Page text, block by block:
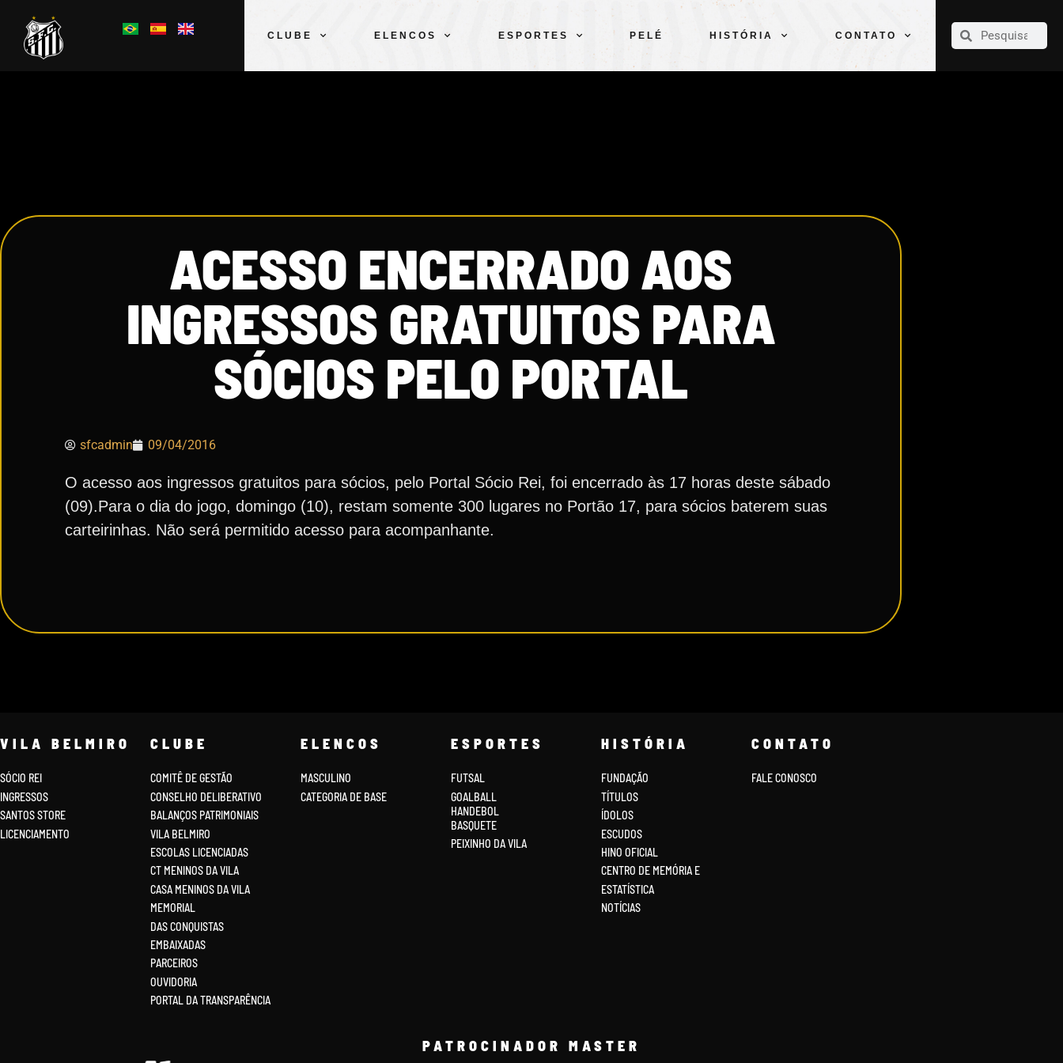
CLUBE ELENCOS ESPORTES PELÉ HISTÓRIA CONTATO
CLUBE
ACESSO ENCERRADO AOS
INGRESSOS GRATUITOS PARA
SÓCIOS PELO PORTAL
sfcadmin 09/04/2016
O acesso aos ingressos gratuitos para sócios, pelo Portal Sócio Rei, foi encerrado às 17 horas deste sábado
(09).Para o dia do jogo, domingo (10), restam somente 300 lugares no Portão 17, para sócios baterem suas
carteirinhas. Não será permitido acesso para acompanhante.
VILA BELMIRO
SÓCIO REI
INGRESSOS
SANTOS STORE
LICENCIAMENTO
CLUBE
COMITÊ DE GESTÃO
CONSELHO DELIBERATIVO
BALANÇOS PATRIMONIAIS
VILA BELMIRO
ESCOLAS LICENCIADAS
CT MENINOS DA VILA
CASA MENINOS DA VILA
MEMORIAL
DAS CONQUISTAS
EMBAIXADAS
PARCEIROS
OUVIDORIA
PORTAL DA TRANSPARÊNCIA
ELENCOS
MASCULINO
CATEGORIA DE BASE
ESPORTES
FUTSAL
GOALBALL
HANDEBOL
BASQUETE
PEIXINHO DA VILA
HISTÓRIA
FUNDAÇÃO
TÍTULOS
ÍDOLOS
ESCUDOS
HINO OFICIAL
CENTRO DE MEMÓRIA E
ESTATÍSTICA
NOTÍCIAS
CONTATO
FALE CONOSCO
PATROCINADOR MASTER